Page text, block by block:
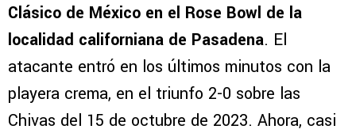
Clásico de México en el Rose Bowl de la
localidad californiana de Pasadena. El
atacante entró en los últimos minutos con la
playera crema, en el triunfo 2-0 sobre las
Chivas del 15 de octubre de 2023. Ahora, casi